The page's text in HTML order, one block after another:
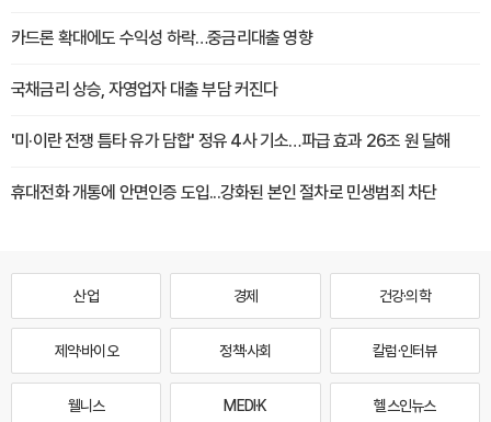
카드론 확대에도 수익성 하락…중금리대출 영향
국채금리 상승, 자영업자 대출 부담 커진다
'미·이란 전쟁 틈타 유가 담합' 정유 4사 기소…파급 효과 26조 원 달해
휴대전화 개통에 안면인증 도입...강화된 본인 절차로 민생범죄 차단
산업 경제 건강·의학
제약·바이오 정책·사회 칼럼·인터뷰
웰니스 MEDI·K 헬스인뉴스